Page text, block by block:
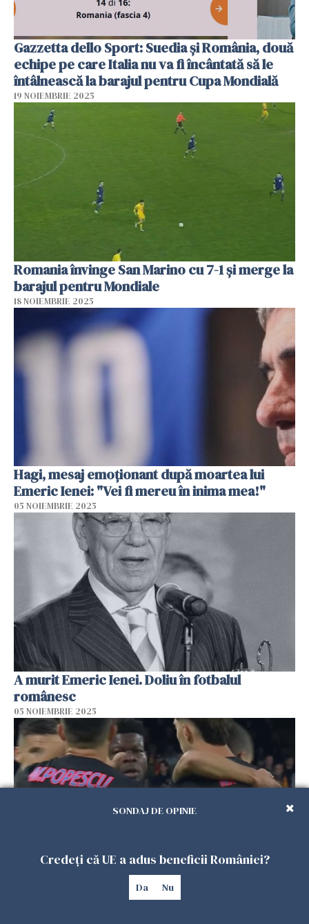
Gazzetta dello Sport: Suedia şi România, două
echipe pe care Italia nu va fi încântată să le
întâlnească la barajul pentru Cupa Mondială
19 NOIEMBRIE 2025
Romania învinge San Marino cu 7-1 și merge la
barajul pentru Mondiale
18 NOIEMBRIE 2025
Hagi, mesaj emoționant după moartea lui
Emeric Ienei: "Vei fi mereu în inima mea!"
05 NOIEMBRIE 2025
A murit Emeric Ienei. Doliu în fotbalul
românesc
05 NOIEMBRIE 2025
FCSB a debutat cu dreptul în Europa League: a
învins-o pe Go Ahead Eagles cu 1-0
SONDAJ DE OPINIE
Credeți că UE a adus beneficii României?
Da Nu